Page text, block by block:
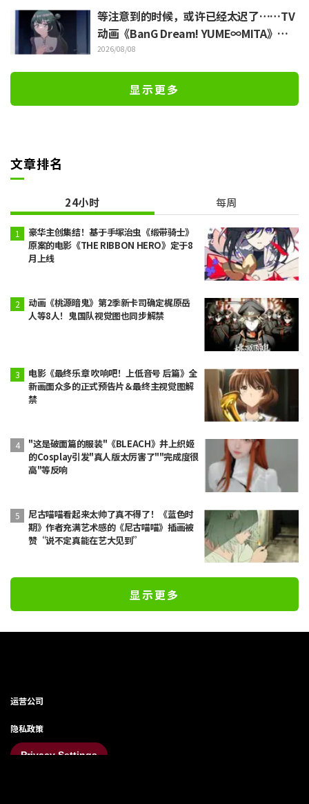
等注意到的时候，或许已经太迟了……TV
动画《BanG Dream! YUME∞MITA》第8
集剧照与梗概公开
2026/08/08
显示更多
文章排名
24小时 每周
豪华主创集结！基于手塚治虫《缎带骑士》
原案的电影《THE RIBBON HERO》定于8
月上线
动画《桃源暗鬼》第2季新卡司确定梶原岳
人等8人！鬼国队视觉图也同步解禁
电影《最终乐章 吹响吧！上低音号 后篇》全
新画面众多的正式预告片＆最终主视觉图解
禁
"这是破面篇的服装"《BLEACH》井上织姬
的Cosplay引发"真人版太厉害了""完成度很
高"等反响
尼古喵喵看起来太帅了真不得了！《蓝色时
期》作者充满艺术感的《尼古喵喵》插画被
赞“说不定真能在艺大见到”
显示更多
运营公司
隐私政策
Privacy Settings